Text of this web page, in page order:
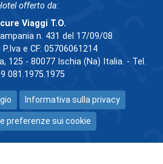
offerto da:
Viaggi T.O.
n. 431 del 17/09/08
e CF: 05706061214
125 - 80077 Ischia (Na) Italia. - Tel.
081.1975.1975
Informativa sulla privacy
preferenze sui cookie